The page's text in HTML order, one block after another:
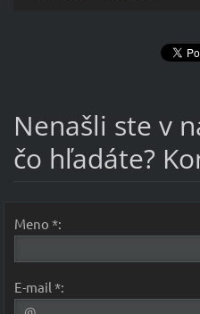
Nenašli ste v
čo hľadáte?
Meno *:
E-mail *: